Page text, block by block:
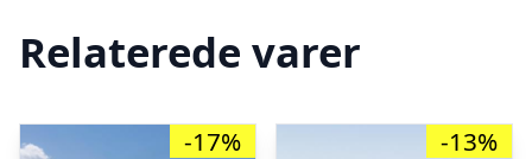
Relaterede varer
-17% -13%